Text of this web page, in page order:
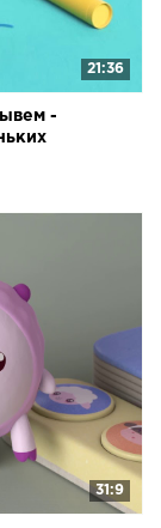
21:36
-
31:9